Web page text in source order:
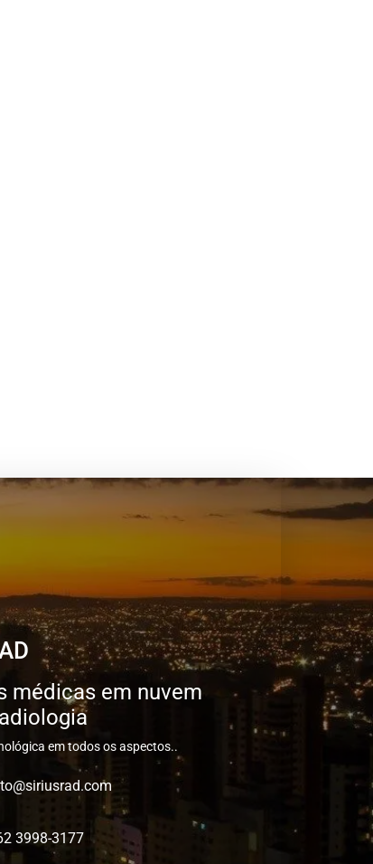
médicas em nuvem
em todos os aspectos..
3998-3177